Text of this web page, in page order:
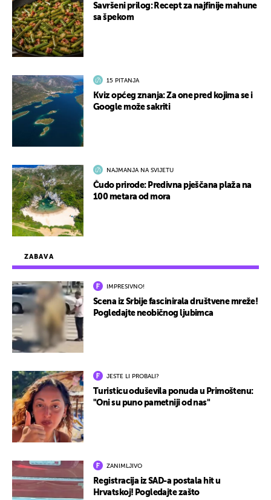
ZABAVA
IMPRESIVNO!
Scena iz Srbije fascinirala društvene mreže!
Pogledajte neobičnog ljubimca
JESTE LI PROBALI?
Turisticu oduševila ponuda u Primoštenu:
"Oni su puno pametniji od nas"
ZANIMLJIVO
Registracija iz SAD-a postala hit u
Hrvatskoj! Pogledajte zašto
Savršeni prilog: Recept za najfinije mahune
sa špekom
15 PITANJA
Kviz općeg znanja: Za one pred kojima se i
Google može sakriti
NAJMANJA NA SVIJETU
Čudo prirode: Predivna pješčana plaža na
100 metara od mora